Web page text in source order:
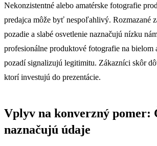
Nekonzistentné alebo amatérske fotografie
predajca môže byť nespoľahlivý. Rozmazané
pozadie a slabé osvetlenie naznačujú nízku
profesionálne produktové fotografie na bielom
pozadí signalizujú legitimitu. Zákazníci skôr
ktorí investujú do prezentácie.
Vplyv na konverzný pomer:
naznačujú údaje